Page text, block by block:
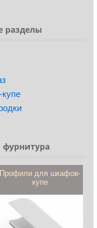
разделы
Профили для шкафов-
купе